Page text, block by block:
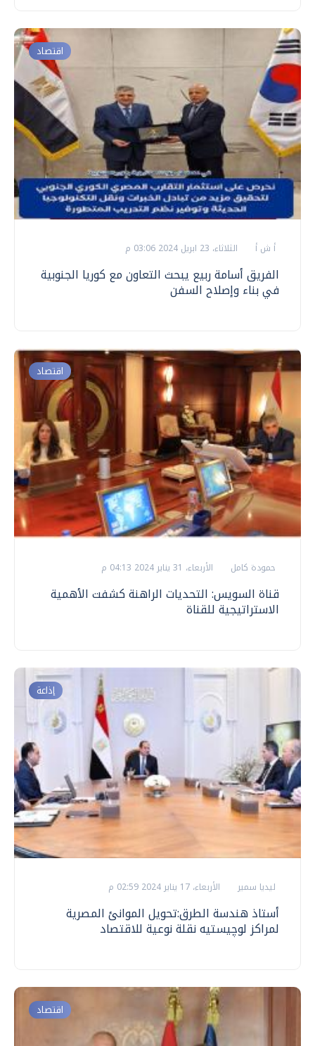
اقتصاد
أ ش أ الثلاثاء، 23 ابريل 2024 03:06 م
الفريق أسامة ربيع يبحث التعاون مع كوريا الجنوبية
في بناء وإصلاح السفن
اقتصاد
حمودة كامل الأربعاء، 31 يناير 2024 04:13 م
قناة السويس: التحديات الراهنة كشفت الأهمية
الاستراتيجية للقناة
إذاعة
ليديا سمير الأربعاء، 17 يناير 2024 02:59 م
أستاذ هندسة الطرق:تحويل الموانئ المصرية
لمراكز لوچيستيه نقلة نوعية للاقتصاد
اقتصاد